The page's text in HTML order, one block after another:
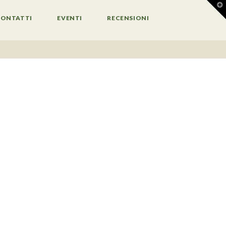
EVENTI RECENSIONI